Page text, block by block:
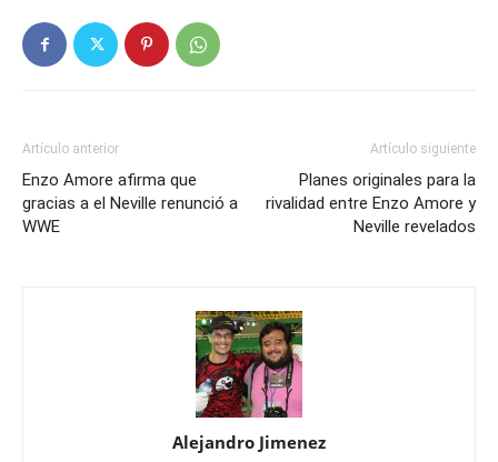
Artículo anterior
Enzo Amore afirma que
gracias a el Neville renunció a
WWE
Artículo siguiente
Planes originales para la
rivalidad entre Enzo Amore y
Neville revelados
Alejandro Jimenez